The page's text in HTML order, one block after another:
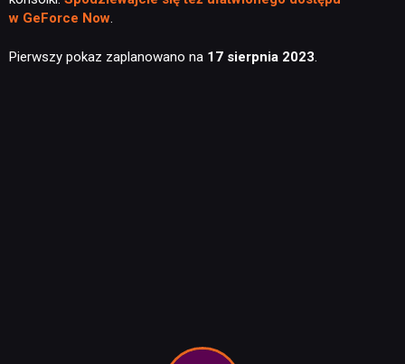
w GeForce Now.
Pierwszy pokaz zaplanowano na 17 sierpnia 2023.